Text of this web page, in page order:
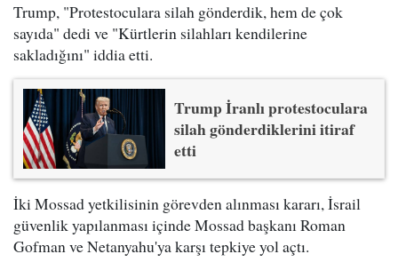
Trump, "Protestoculara silah gönderdik, hem de çok
sayıda" dedi ve "Kürtlerin silahları kendilerine
sakladığını" iddia etti.
Trump İranlı protestoculara
silah gönderdiklerini itiraf
etti
İki Mossad yetkilisinin görevden alınması kararı, İsrail
güvenlik yapılanması içinde Mossad başkanı Roman
Gofman ve Netanyahu'ya karşı tepkiye yol açtı.